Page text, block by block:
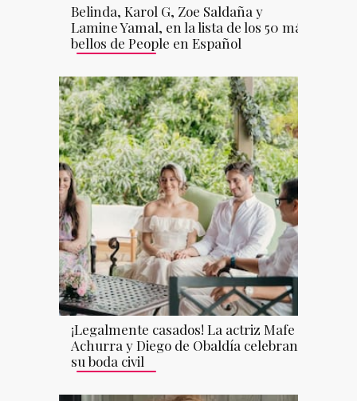
Belinda, Karol G, Zoe Saldaña y
Lamine Yamal, en la lista de los 50 más
bellos de People en Español
¡Legalmente casados! La actriz Mafe
Achurra y Diego de Obaldía celebran
su boda civil